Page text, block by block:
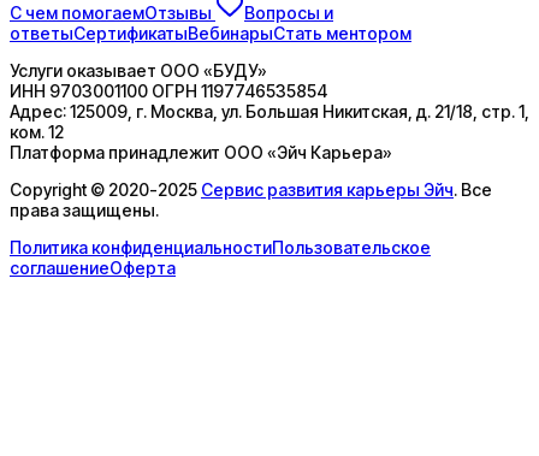
С чем помогаемОтзывы
Вопросы и
ответыСертификатыВебинарыСтать ментором
Услуги оказывает ООО «БУДУ»
ИНН 9703001100 ОГРН 1197746535854
Адрес:125009, г. Москва, ул. Большая Никитская, д. 21/18, стр. 1,
ком. 12
Платформа принадлежит ООО «Эйч Карьера»
Copyright © 2020-2025 Сервис развития карьеры Эйч. Все
права защищены.
Политика конфиденциальностиПользовательское
соглашениеОферта